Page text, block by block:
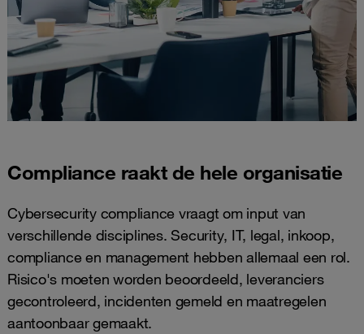
Compliance raakt de hele organisatie
Cybersecurity compliance vraagt om input van
verschillende disciplines. Security, IT, legal, inkoop,
compliance en management hebben allemaal een rol.
Risico's moeten worden beoordeeld, leveranciers
gecontroleerd, incidenten gemeld en maatregelen
aantoonbaar gemaakt.